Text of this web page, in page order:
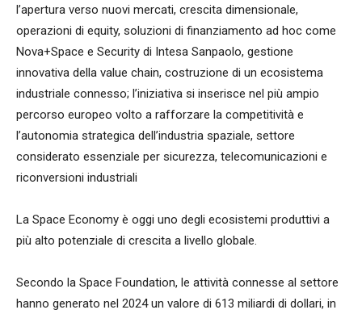
l’apertura verso nuovi mercati, crescita dimensionale,
operazioni di equity, soluzioni di finanziamento ad hoc come
Nova+Space e Security di Intesa Sanpaolo, gestione
innovativa della value chain, costruzione di un ecosistema
industriale connesso; l’iniziativa si inserisce nel più ampio
percorso europeo volto a rafforzare la competitività e
l’autonomia strategica dell’industria spaziale, settore
considerato essenziale per sicurezza, telecomunicazioni e
riconversioni industriali
La Space Economy è oggi uno degli ecosistemi produttivi a
più alto potenziale di crescita a livello globale.
Secondo la Space Foundation, le attività connesse al settore
hanno generato nel 2024 un valore di 613 miliardi di dollari, in